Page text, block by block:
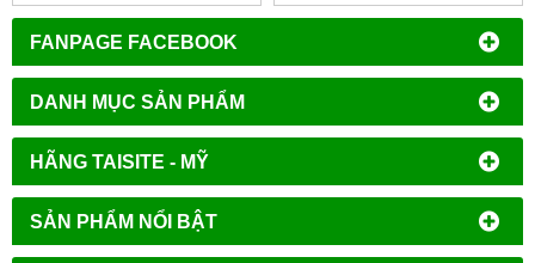
FANPAGE FACEBOOK
DANH MỤC SẢN PHẨM
HÃNG TAISITE - MỸ
SẢN PHẨM NỔI BẬT